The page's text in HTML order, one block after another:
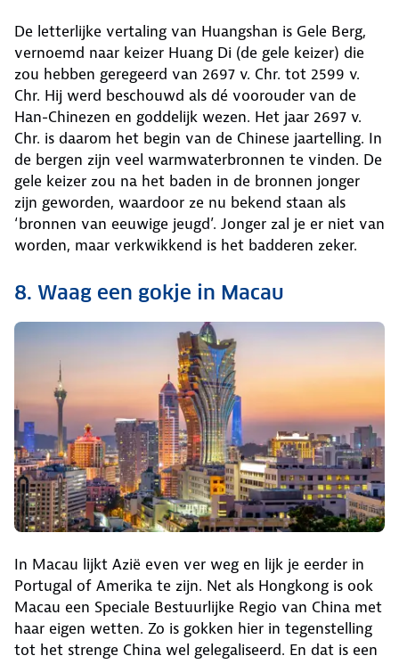
De letterlijke vertaling van Huangshan is Gele Berg,
vernoemd naar keizer Huang Di (de gele keizer) die
zou hebben geregeerd van 2697 v. Chr. tot 2599 v.
Chr. Hij werd beschouwd als dé voorouder van de
Han-Chinezen en goddelijk wezen. Het jaar 2697 v.
Chr. is daarom het begin van de Chinese jaartelling. In
de bergen zijn veel warmwaterbronnen te vinden. De
gele keizer zou na het baden in de bronnen jonger
zijn geworden, waardoor ze nu bekend staan als
‘bronnen van eeuwige jeugd’. Jonger zal je er niet van
worden, maar verkwikkend is het badderen zeker.
8. Waag een gokje in Macau
In Macau lijkt Azië even ver weg en lijk je eerder in
Portugal of Amerika te zijn. Net als Hongkong is ook
Macau een Speciale Bestuurlijke Regio van China met
haar eigen wetten. Zo is gokken hier in tegenstelling
tot het strenge China wel gelegaliseerd. En dat is een